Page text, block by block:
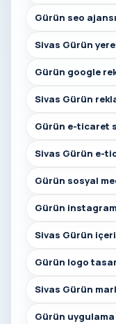
Gürün seo ajansı
Sivas Gürün
Gürün google
Sivas Gürün
Gürün e-ticaret
Sivas Gürün e-
Gürün sosyal
Gürün
Sivas Gürün
Gürün logo
Sivas Gürün
Gürün uygulama